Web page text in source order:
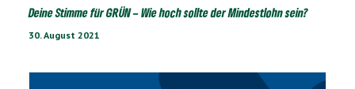
Deine Stimme für GRÜN – Wie hoch sollte der Mindestlohn sein?
30. August 2021